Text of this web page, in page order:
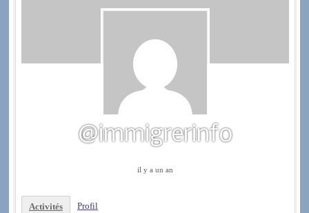
@immigrerinfo
il y a un an
Activités Profil